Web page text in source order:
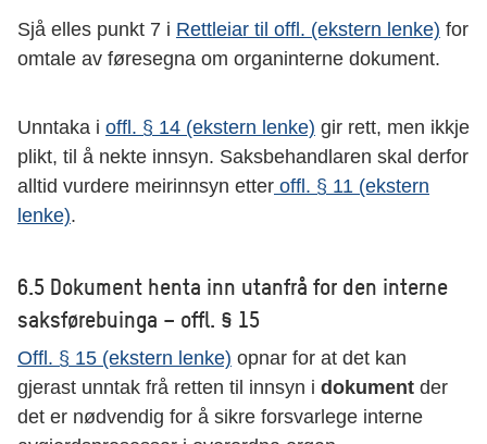
Sjå elles punkt 7 i Rettleiar til offl. (ekstern lenke) for
omtale av føresegna om organinterne dokument.
Unntaka i offl. § 14 (ekstern lenke) gir rett, men ikkje
plikt, til å nekte innsyn. Saksbehandlaren skal derfor
alltid vurdere meirinnsyn etter offl. § 11 (ekstern
lenke).
6.5 Dokument henta inn utanfrå for den interne
saksførebuinga – offl. § 15
Offl. § 15 (ekstern lenke) opnar for at det kan
gjerast unntak frå retten til innsyn i dokument der
det er nødvendig for å sikre forsvarlege interne